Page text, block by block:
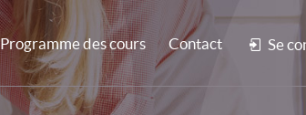
Programme des cours Contact Se